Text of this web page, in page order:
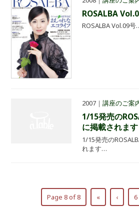
ROSALBA
ROSALBA Vol.09号
2007｜ 講座のご案
1/15発売の
に掲載されます
1/15発売の
れます…
Page 8 of 8 « ‹ 6